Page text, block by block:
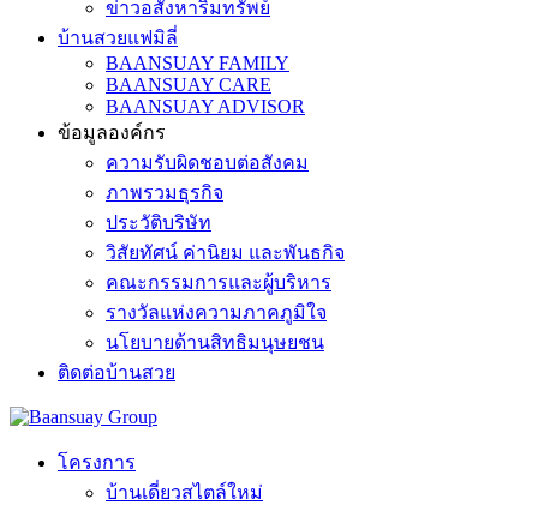
ข่าวอสังหาริมทรัพย์
บ้านสวยแฟมิลี่
BAANSUAY FAMILY
BAANSUAY CARE
BAANSUAY ADVISOR
ข้อมูลองค์กร
ความรับผิดชอบต่อสังคม
ภาพรวมธุรกิจ
ประวัติบริษัท
วิสัยทัศน์ ค่านิยม และพันธกิจ
คณะกรรมการและผู้บริหาร
รางวัลแห่งความภาคภูมิใจ
นโยบายด้านสิทธิมนุษยชน
ติดต่อบ้านสวย
โครงการ
บ้านเดี่ยวสไตล์ใหม่